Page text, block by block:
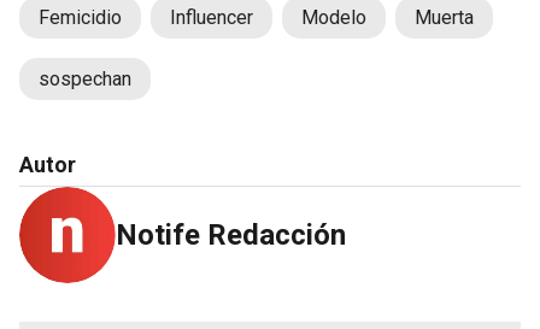
Femicidio Influencer Modelo Muerta
sospechan
Autor
Notife Redacción